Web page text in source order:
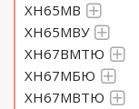
ХН65МВ
ХН65МВУ
ХН67ВМТЮ
ХН67МБЮ
ХН67МВТЮ